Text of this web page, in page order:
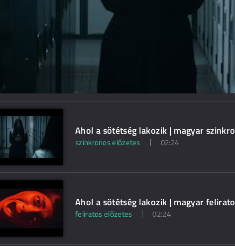
Ahol a sötétség lakozik | magyar
szinkronos előzetes 02:24
Ahol a sötétség lakozik | magyar
feliratos előzetes 02:24